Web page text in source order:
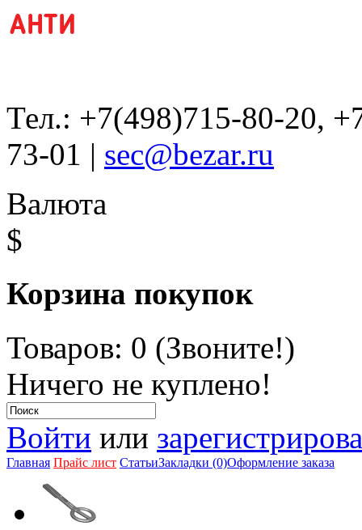
Тел.: +7(498)715-80-20,
73-01 | sec@bezar.ru
Валюта
$
Корзина покупок
Товаров: 0 (Звоните!)
Ничего не куплено!
Войти или
Главная Прайс лист СтатьиЗакладки (0)Оформление заказа